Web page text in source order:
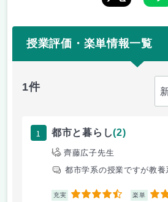
授業評価・楽単情報一覧
1件
1 都市と暮らし(2)
齊藤広子先生
都市学系の授業ですが教
充実 4.5 楽単 5